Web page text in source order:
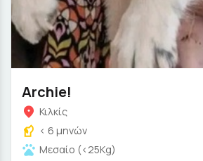
Archie!
Κιλκίς
< 6 μηνών
Μεσαίο (<25Kg)